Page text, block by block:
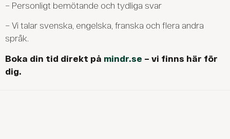
– Personligt bemötande och tydliga svar
– Vi talar svenska, engelska, franska och flera andra
språk.
Boka din tid direkt på mindr.se – vi finns här för
dig.